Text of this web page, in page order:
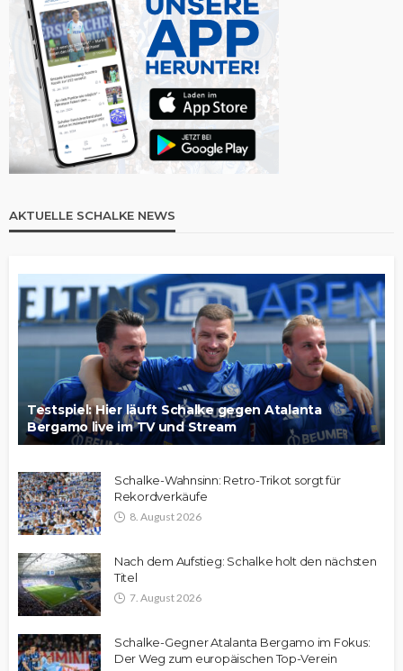
AKTUELLE SCHALKE NEWS
Testspiel: Hier läuft Schalke gegen Atalanta
Bergamo live im TV und Stream
Schalke-Wahnsinn: Retro-Trikot sorgt für
Rekordverkäufe
8. August 2026
Nach dem Aufstieg: Schalke holt den nächsten
Titel
7. August 2026
Schalke-Gegner Atalanta Bergamo im Fokus:
Der Weg zum europäischen Top-Verein